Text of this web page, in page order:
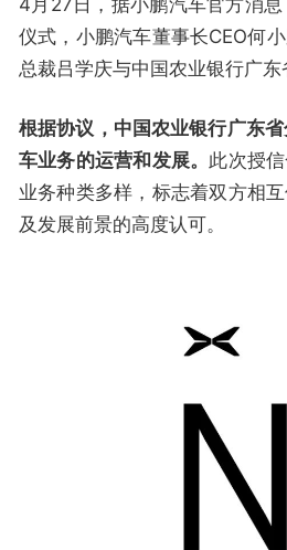
仪式，小鹏汽车董事长CEO何
总裁吕学庆与中国农业银行广
根据协议，中国农业银行广东
车业务的运营和发展。 此次授
业务种类多样，标志着双方相
及发展前景的高度认可。